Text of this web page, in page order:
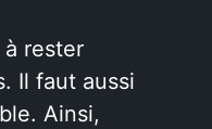
rester
Il faut aussi
Ainsi,